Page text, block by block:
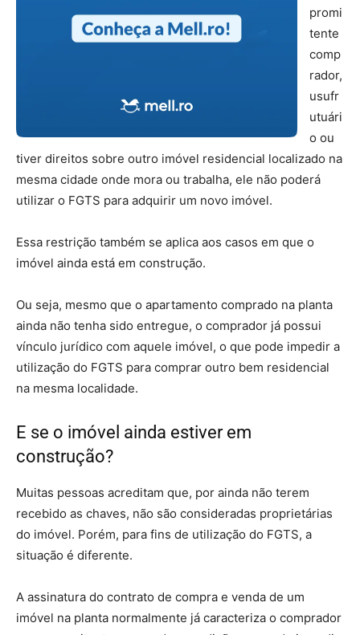
promi
tente
comp
rador,
usufr
utuári
o ou
tiver direitos sobre outro imóvel residencial localizado na
mesma cidade onde mora ou trabalha, ele não poderá
utilizar o FGTS para adquirir um novo imóvel.
Essa restrição também se aplica aos casos em que o
imóvel ainda está em construção.
Ou seja, mesmo que o apartamento comprado na planta
ainda não tenha sido entregue, o comprador já possui
vínculo jurídico com aquele imóvel, o que pode impedir a
utilização do FGTS para comprar outro bem residencial
na mesma localidade.
E se o imóvel ainda estiver em
construção?
Muitas pessoas acreditam que, por ainda não terem
recebido as chaves, não são consideradas proprietárias
do imóvel. Porém, para fins de utilização do FGTS, a
situação é diferente.
A assinatura do contrato de compra e venda de um
imóvel na planta normalmente já caracteriza o comprador